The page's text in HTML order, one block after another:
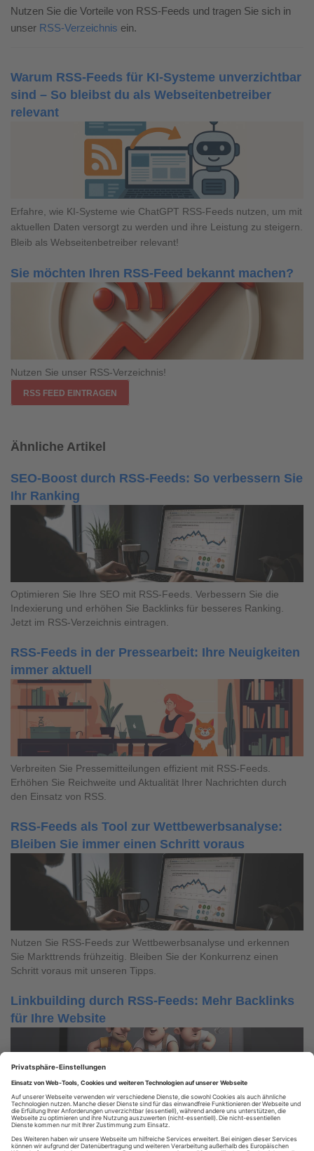
Nutzen Sie die Vorteile von RSS-Feeds und tragen Sie sich in
unser RSS-Verzeichnis ein.
Warum RSS-Feeds für KI-Systeme unverzichtbar
sind – So bleibst du als Webseitenbetreiber
relevant
Erfahre, wie KI-Systeme wie ChatGPT RSS-Feeds nutzen, um mit
aktuellen Daten versorgt zu werden und ihre Leistung zu steigern.
Bleib als Webseitenbetreiber relevant!
Sie möchten Ihren RSS-Feed bekannt machen?
Nutzen Sie unser RSS-Verzeichnis!
RSS FEED EINTRAGEN
Ähnliche Artikel
SEO-Boost durch RSS-Feeds: So verbessern Sie
Ihr Ranking
Optimieren Sie Ihre SEO mit RSS-Feeds. Verbessern Sie die
Indexierung und erhöhen Sie Backlinks für besseres Ranking.
Jetzt im RSS-Verzeichnis eintragen.
RSS-Feeds in der Pressearbeit: Ihre Neuigkeiten
immer aktuell
Verbreiten Sie Pressemitteilungen effizient mit RSS-Feeds.
Erhöhen Sie Reichweite und Aktualität Ihrer Nachrichten durch
den Einsatz von RSS.
RSS-Feeds als Tool zur Wettbewerbsanalyse:
Bleiben Sie immer einen Schritt voraus
Nutzen Sie RSS-Feeds zur Wettbewerbsanalyse und erkennen
Sie Markttrends frühzeitig. Bleiben Sie der Konkurrenz einen
Schritt voraus mit unseren Tipps.
Linkbuilding durch RSS-Feeds: Mehr Backlinks
für Ihre Website
Steigern Sie Ihre Backlinks und Domain-Autorität mit RSS-Feeds.
Erfahren Sie effektive Strategien für erfolgreiches Linkbuilding.